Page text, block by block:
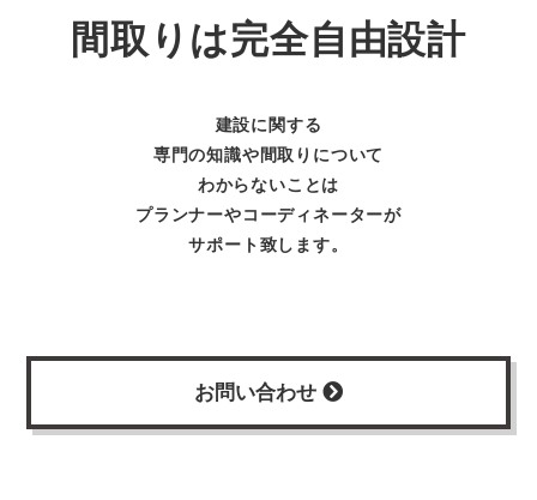
間取りは完全自由設計
建設に関する
専門の知識や間取りについて
わからないことは
プランナーやコーディネーターが
サポート致します。
お問い合わせ